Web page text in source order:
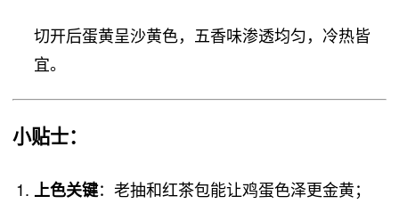
切开后蛋黄呈沙黄色，五香味渗透均匀，冷热皆
宜。
小贴士：
上色关键：老抽和红茶包能让鸡蛋色泽更金黄；